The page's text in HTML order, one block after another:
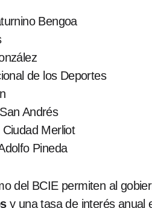
Bengoa
de los Deportes
Andrés
Merliot
Pineda
del BCIE permiten al
y una tasa de interés anual